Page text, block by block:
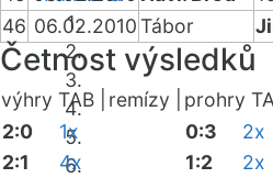
46 06.02.2010Tábor
Četnost výsledků
výhry TAB | remízy |
prohry
2:0
1x
2:1
4x
0:3
2x
1:2
2x